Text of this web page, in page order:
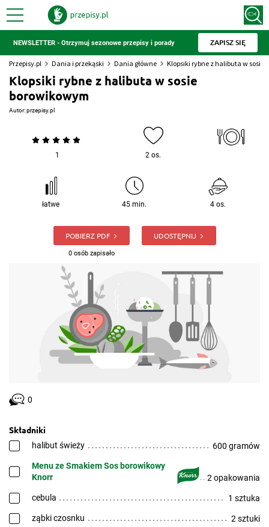
NEWSLETTER - Otrzymuj sezonowe przepisy i porady ZAPISZ SIĘ
Przepisy.pl Dania i przekąski Dania główne Klopsiki rybne z halibuta w sosie
Klopsiki rybne z halibuta w sosie
borowikowym
Autor:przepisy.pl
1 2 os.
łatwe 45 min. 4 os.
POBIERZ PDF
0 osób zapisało
UDOSTĘPNIJ
0
Składniki
halibut świeży 600 gramów
Menu ze Smakiem Sos borowikowy
Knorr
2 opakowania
cebula 1 sztuka
ząbki czosnku 2 sztuki